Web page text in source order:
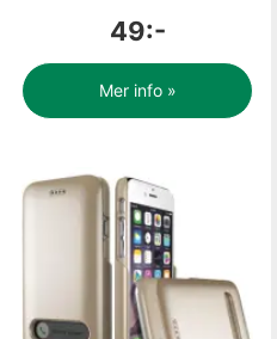
49:-
Mer info »